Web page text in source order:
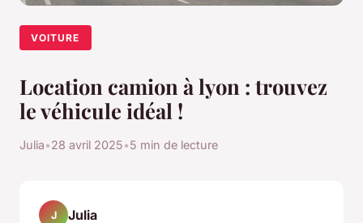
VOITURE
Location camion à lyon : trouvez
le véhicule idéal !
Julia•28 avril 2025•5 min de lecture
J Julia